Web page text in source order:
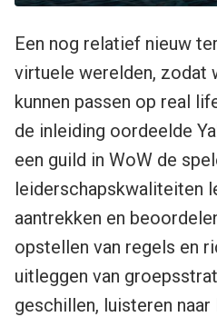
Een nog relatief nieuw
virtuele werelden, zodat
kunnen passen op real
de inleiding oordeelde
een guild in WoW de
leiderschapskwaliteiten
aantrekken en
opstellen van regels en
uitleggen van
geschillen, luisteren